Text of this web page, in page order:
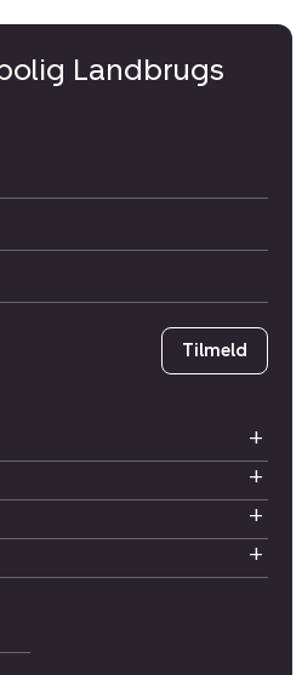
Landbrugs
Tilmeld